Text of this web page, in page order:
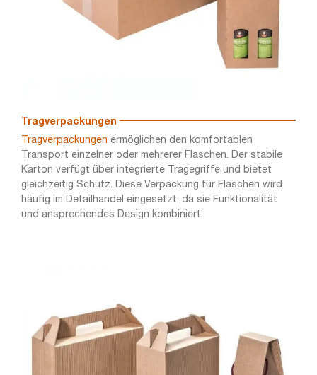
Tragverpackungen
Tragverpackungen ermöglichen den komfortablen
Transport einzelner oder mehrerer Flaschen. Der stabile
Karton verfügt über integrierte Tragegriffe und bietet
gleichzeitig Schutz. Diese Verpackung für Flaschen wird
häufig im Detailhandel eingesetzt, da sie Funktionalität
und ansprechendes Design kombiniert.